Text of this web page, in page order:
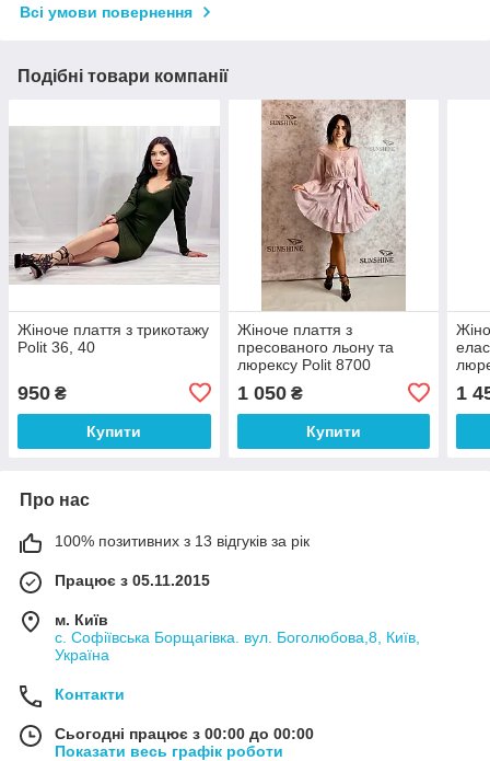
Всі умови повернення
Подібні товари компанії
Жіноче плаття з трикотажу
Polit 36, 40
950 ₴
Купити
Жіноче плаття з
пресованого льону та
люрексу Polit 8700
1 050₴
Купити
1
Про нас
100% позитивних з 13 відгуків за рік
Працює з 05.11.2015
м. Київ
с. Софіївська Борщагівка. вул. Боголюбова,8, Київ,
Україна
Контакти
Сьогодні працює з 00:00 до 00:00
Показати весь графік роботи